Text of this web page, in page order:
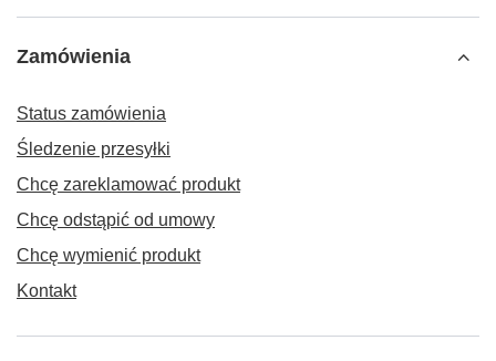
Zamówienia
Status zamówienia
Śledzenie przesyłki
Chcę zareklamować produkt
Chcę odstąpić od umowy
Chcę wymienić produkt
Kontakt